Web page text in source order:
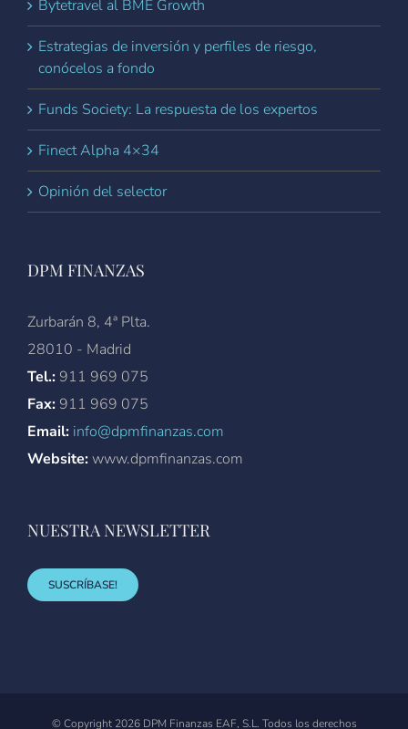
Bytetravel al BME Growth
Estrategias de inversión y perfiles de riesgo,
conócelos a fondo
Funds Society: La respuesta de los expertos
Finect Alpha 4×34
Opinión del selector
DPM FINANZAS
Zurbarán 8, 4ª Plta.
28010 - Madrid
Tel.: 911 969 075
Fax: 911 969 075
Email: info@dpmfinanzas.com
Website:www.dpmfinanzas.com
NUESTRA NEWSLETTER
SUSCRÍBASE!
© Copyright 2026 DPM Finanzas EAF, S.L. Todos los derechos